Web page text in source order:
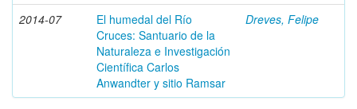
2014-07
El humedal del Río
Cruces: Santuario de la
Naturaleza e Investigación
Científica Carlos
Anwandter y sitio Ramsar
Dreves, Felipe